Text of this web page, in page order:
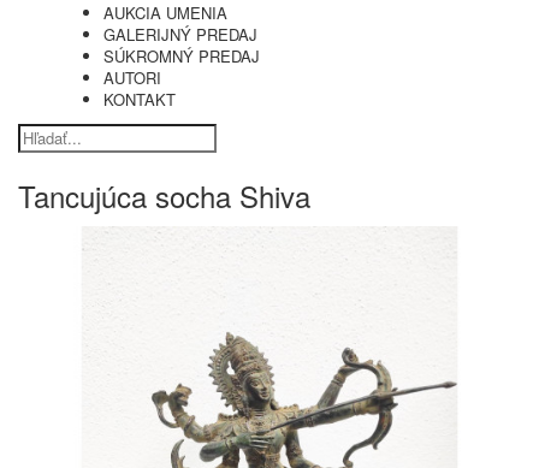
AUKCIA UMENIA
GALERIJNÝ PREDAJ
SÚKROMNÝ PREDAJ
AUTORI
KONTAKT
Tancujúca socha Shiva